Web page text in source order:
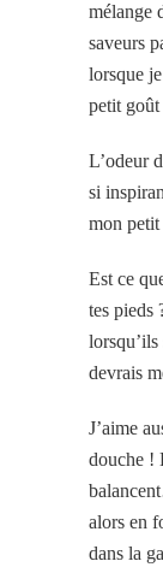
mélange
saveurs
lorsque
petit
L’odeur
si
mon
Est ce
tes pieds
devrais
J’aime
douche !
alors en
dans la